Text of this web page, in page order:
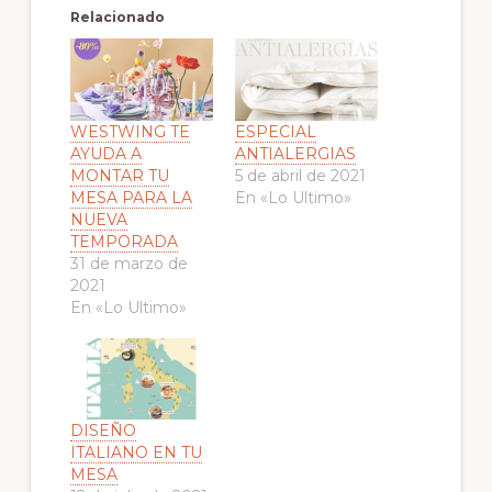
Relacionado
WESTWING TE
AYUDA A
MONTAR TU
MESA PARA LA
NUEVA
TEMPORADA
31 de marzo de
2021
En «Lo Ultimo»
ESPECIAL
ANTIALERGIAS
5 de abril de 2021
En «Lo Ultimo»
DISEÑO
ITALIANO EN TU
MESA